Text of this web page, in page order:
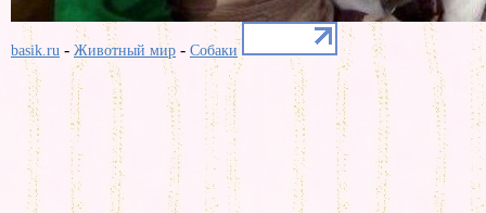
basik.ru - Животный мир - Собаки